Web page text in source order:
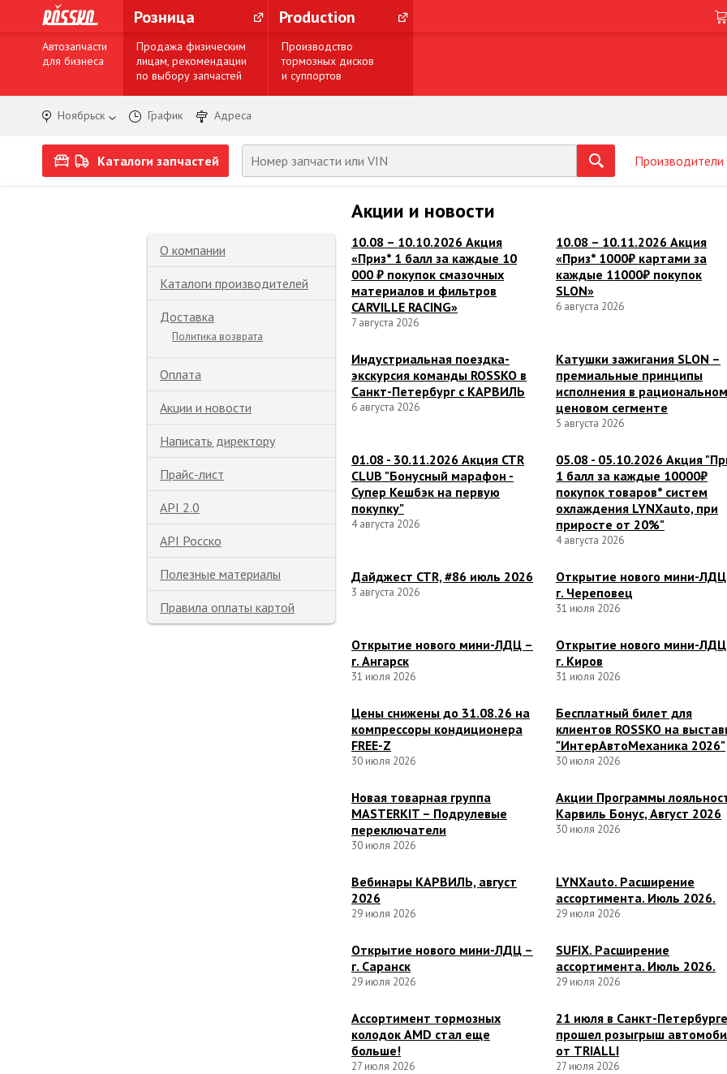
Розница Production
Автозапчасти
для бизнеса
Продажа физическим
лицам, рекомендации
по выбору запчастей
Производство
тормозных дисков
и суппортов
Ноябрьск График Адреса
Каталоги запчастей Производители
О компании
Каталоги производителей
Доставка
Политика возврата
Оплата
Акции и новости
Написать директору
Прайс-лист
API 2.0
API Росско
Полезные материалы
Правила оплаты картой
Акции и новости
10.08 – 10.10.2026 Акция
«Приз* 1 балл за каждые 10
000 ₽ покупок смазочных
материалов и фильтров
CARVILLE RACING»
7 августа 2026
10.08 – 10.11.2026 Акция
«Приз* 1000₽ картами за
каждые 11000₽ покупок
SLON»
6 августа 2026
Индустриальная поездка-
экскурсия команды ROSSKO в
Санкт-Петербург c КАРВИЛЬ
6 августа 2026
Катушки зажигания SLON –
премиальные принципы
исполнения в рациональном
ценовом сегменте
5 августа 2026
01.08 - 30.11.2026 Акция CTR
CLUB "Бонусный марафон -
Супер Кешбэк на первую
покупку"
4 августа 2026
05.08 - 05.10.2026 Акция
1 балл за каждые 10000₽
покупок товаров* систем
охлаждения LYNXauto, при
приросте от 20%"
4 августа 2026
Дайджест CTR, #86 июль 2026
3 августа 2026
Открытие нового мини-
г. Череповец
31 июля 2026
Открытие нового мини-ЛДЦ –
г. Ангарск
31 июля 2026
Открытие нового мини-
г. Киров
31 июля 2026
Цены снижены до 31.08.26 на
компрессоры кондиционера
FREE-Z
30 июля 2026
Бесплатный билет для
клиентов ROSSKO на
"ИнтерАвтоМеханика 2026"
30 июля 2026
Новая товарная группа
MASTERKIT – Подрулевые
переключатели
30 июля 2026
Акции Программы
Карвиль Бонус, Август 2026
30 июля 2026
Вебинары КАРВИЛЬ, август
2026
29 июля 2026
LYNXauto. Расширение
ассортимента. Июль 2026.
29 июля 2026
Открытие нового мини-ЛДЦ –
г. Саранск
29 июля 2026
SUFIX. Расширение
ассортимента. Июль 2026.
29 июля 2026
Ассортимент тормозных
колодок AMD стал еще
больше!
27 июля 2026
21 июля в Санкт-Петербурге
прошел розыгрыш
от TRIALLI
27 июля 2026